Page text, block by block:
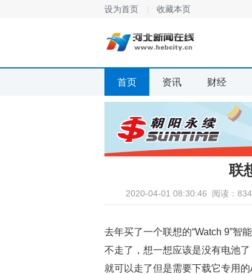
设为首页 收藏本页
首页 资讯 财经
联
2020-04-01 08:30:46 阅读：834
去年买了一个联想的“Watch 9”智
不走了，想一想应该是没有电池
就可以走了但是需要下载它专用